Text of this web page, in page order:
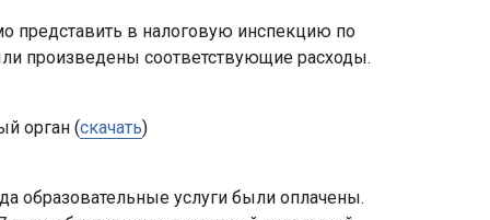
представить в налоговую инспекцию по
произведены соответствующие расходы.
орган (скачать)
образовательные услуги были оплачены.